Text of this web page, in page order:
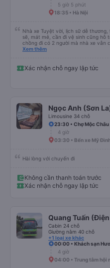
5 giờ 5 phút
18:35 • Hà Nội
Nhà xe Tuyệt vời, lịch sữ dễ
sẽ, mát mẻ, cần đi vệ sinh cũng hỗ
chồng đi có 2 người mà nhà xe vẫn
thật sự thoải mái hơn các chuyến
Xem thêm
Xác nhận chỗ ngay lập tức
Ngọc Anh (Sơn
Limousine 34 chỗ
23:30 • Chợ Mộc Châu
4 giờ
03:30 • Bến xe Mỹ
Hài lòng với chuyến đi
Không cần thanh toán trước
Xác nhận chỗ ngay lập tức
Quang Tuấn
Cabin 24 chỗ
Giường nằm 40 chỗ
+1 loại xe khác
00:00 • Khách sạn
4 giờ
04:00 • Trung tâm hội